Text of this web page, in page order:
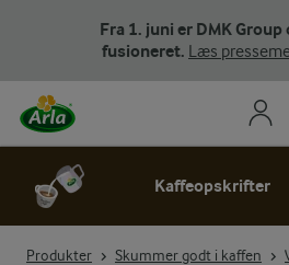
Fra 1. juni er DMK
fusioneret. Læs
Kaffeopskrifter
Produkter Skummer godt i kaffen